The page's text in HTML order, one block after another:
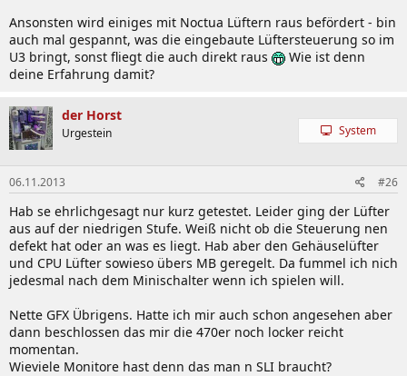
Ansonsten wird einiges mit Noctua Lüftern raus befördert - bin
auch mal gespannt, was die eingebaute Lüftersteuerung so im
U3 bringt, sonst fliegt die auch direkt raus
Wie ist denn
deine Erfahrung damit?
der Horst
Urgestein System
06.11.2013 #26
Hab se ehrlichgesagt nur kurz getestet. Leider ging der Lüfter
aus auf der niedrigen Stufe. Weiß nicht ob die Steuerung nen
defekt hat oder an was es liegt. Hab aber den Gehäuselüfter
und CPU Lüfter sowieso übers MB geregelt. Da fummel ich nich
jedesmal nach dem Minischalter wenn ich spielen will.
Nette GFX Übrigens. Hatte ich mir auch schon angesehen aber
dann beschlossen das mir die 470er noch locker reicht
momentan.
Wieviele Monitore hast denn das man n SLI braucht?